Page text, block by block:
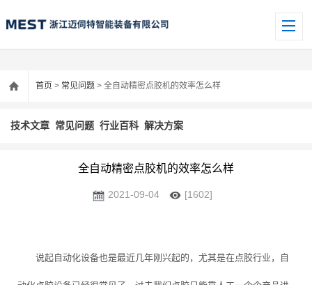
首页 > 常见问题 > 全自动精密点胶机的效率怎么样
技术文章 常见问题 行业百科 解决方案
全自动精密点胶机的效率怎么样
2021-09-04 [1602]
说起自动化设备也是最近几年刚兴起的，尤其是在点胶行业，自